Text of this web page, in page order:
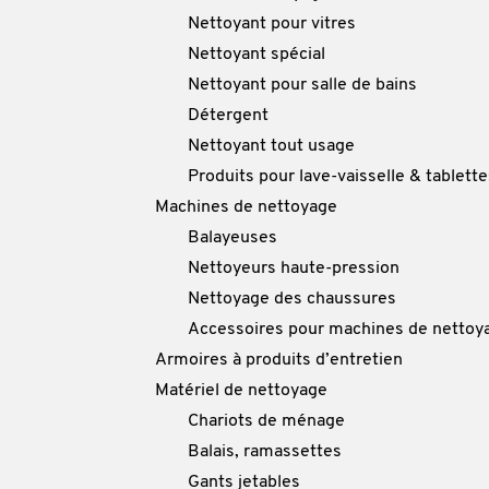
Nettoyant pour vitres
Nettoyant spécial
Nettoyant pour salle de bains
Détergent
Nettoyant tout usage
Produits pour lave-vaisselle &
Machines de nettoyage
Balayeuses
Nettoyeurs haute-pression
Nettoyage des chaussures
Accessoires pour machines de
Armoires à produits d’entretien
Matériel de nettoyage
Chariots de ménage
Balais, ramassettes
Gants jetables